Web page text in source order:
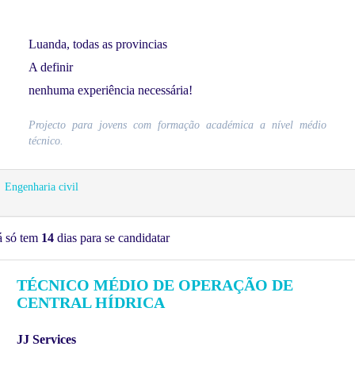
Luanda, todas as provincias
A definir
nenhuma experiência necessária!
Projecto para jovens com formação académica a nível médio
técnico.
Engenharia civil
só tem 14 dias para se candidatar
TÉCNICO MÉDIO DE OPERAÇÃO DE
CENTRAL HÍDRICA
JJ Services